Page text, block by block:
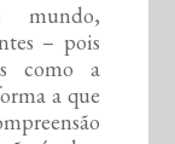
mundo,
– pois
como a
a que